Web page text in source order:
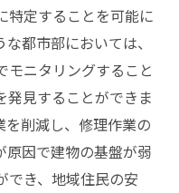
特定することを可能に
都市部においては、
モニタリングすること
発見することができま
を削減し、修理作業の
原因で建物の基盤が弱
でき、地域住民の安